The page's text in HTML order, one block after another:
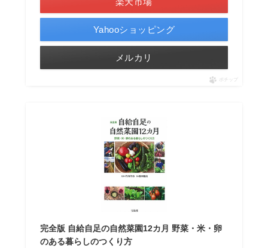
Yahooショッピング
メルカリ
ポチップ
完全版 自給自足の自然菜園12カ月 野菜・米・卵
のある暮らしのつくり方